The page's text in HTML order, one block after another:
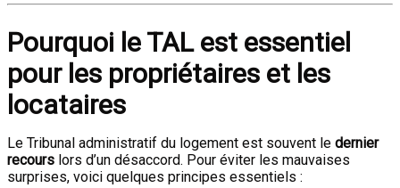
Pourquoi le TAL est essentiel
pour les propriétaires et les
locataires
Le Tribunal administratif du logement est souvent le dernier
recours lors d’un désaccord. Pour éviter les mauvaises
surprises, voici quelques principes essentiels :